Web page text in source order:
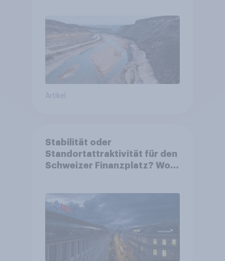
Artikel
Stabilität oder
Standortattraktivität für den
Schweizer Finanzplatz? Wo
von Grossbanken steht